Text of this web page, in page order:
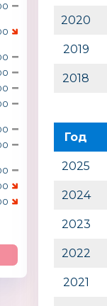
2020
2019
2018
Год
2025
2024
2023
2022
2021